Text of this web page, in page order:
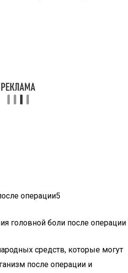
головной боли после операции
средств, которые могут
после операции и